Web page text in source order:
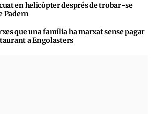
en helicòpter després de trobar-se
Padern
que una família ha marxat sense pagar
a Engolasters